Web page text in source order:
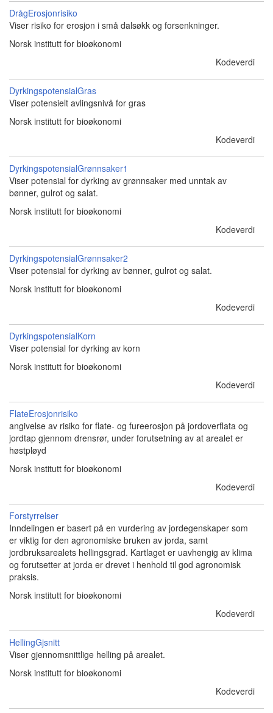
DrågErosjonrisiko
Viser risiko for erosjon i små dalsøkk og forsenkninger.
Norsk institutt for bioøkonomi
Kodeverdi
DyrkingspotensialGras
Viser potensielt avlingsnivå for gras
Norsk institutt for bioøkonomi
Kodeverdi
DyrkingspotensialGrønnsaker1
Viser potensial for dyrking av grønnsaker med unntak av
bønner, gulrot og salat.
Norsk institutt for bioøkonomi
Kodeverdi
DyrkingspotensialGrønnsaker2
Viser potensial for dyrking av bønner, gulrot og salat.
Norsk institutt for bioøkonomi
Kodeverdi
DyrkingspotensialKorn
Viser potensial for dyrking av korn
Norsk institutt for bioøkonomi
Kodeverdi
FlateErosjonrisiko
angivelse av risiko for flate- og fureerosjon på jordoverflata og
jordtap gjennom drensrør, under forutsetning av at arealet er
høstpløyd
Norsk institutt for bioøkonomi
Kodeverdi
Forstyrrelser
Inndelingen er basert på en vurdering av jordegenskaper som
er viktig for den agronomiske bruken av jorda, samt
jordbruksarealets hellingsgrad. Kartlaget er uavhengig av klima
og forutsetter at jorda er drevet i henhold til god agronomisk
praksis.
Norsk institutt for bioøkonomi
Kodeverdi
HellingGjsnitt
Viser gjennomsnittlige helling på arealet.
Norsk institutt for bioøkonomi
Kodeverdi